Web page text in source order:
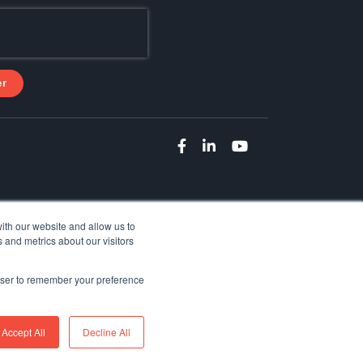
our website and allow us to
metrics about our visitors
to remember your preference
Accept All Decline All